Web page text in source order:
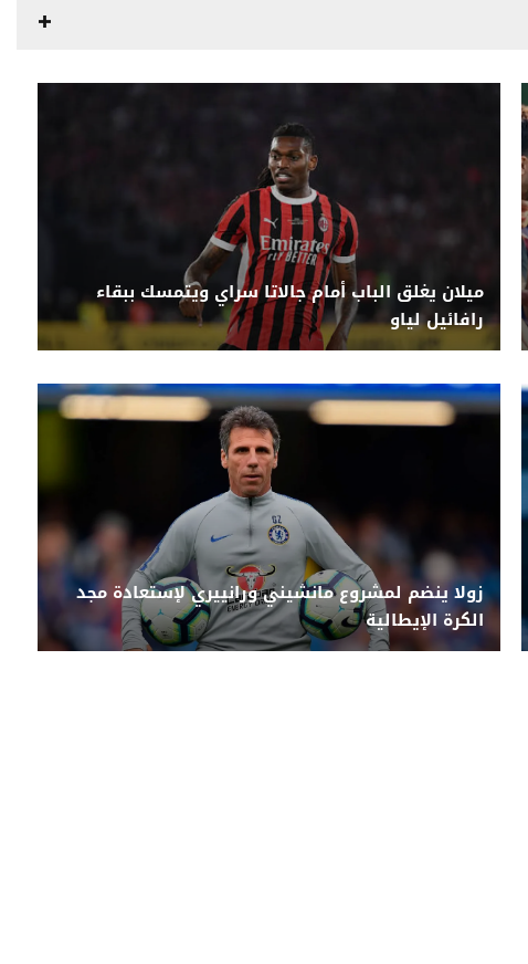
ميلان يغلق الباب أمام جالاتا سراي ويتمسك ببقاء
رافائيل لياو
زولا ينضم لمشروع مانشيني ورانييري لإستعادة مجد
الكرة الإيطالية